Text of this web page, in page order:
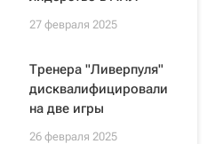
27 февраля 2025
Тренера "Ливерпуля"
дисквалифицировали
на две игры
26 февраля 2025